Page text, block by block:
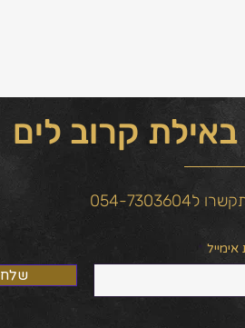
קרוב לים
7303604
שלח